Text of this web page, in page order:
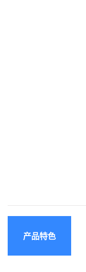
产品特色